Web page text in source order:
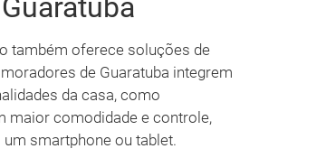
também oferece soluções de
de Guaratuba integrem
da casa, como
maior comodidade e controle,
smartphone ou tablet.